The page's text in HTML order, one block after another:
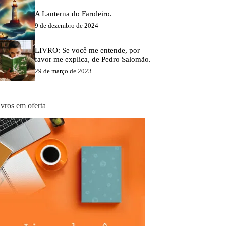
A Lanterna do Faroleiro.
9 de dezembro de 2024
LIVRO: Se você me entende, por
favor me explica, de Pedro Salomão.
29 de março de 2023
em oferta